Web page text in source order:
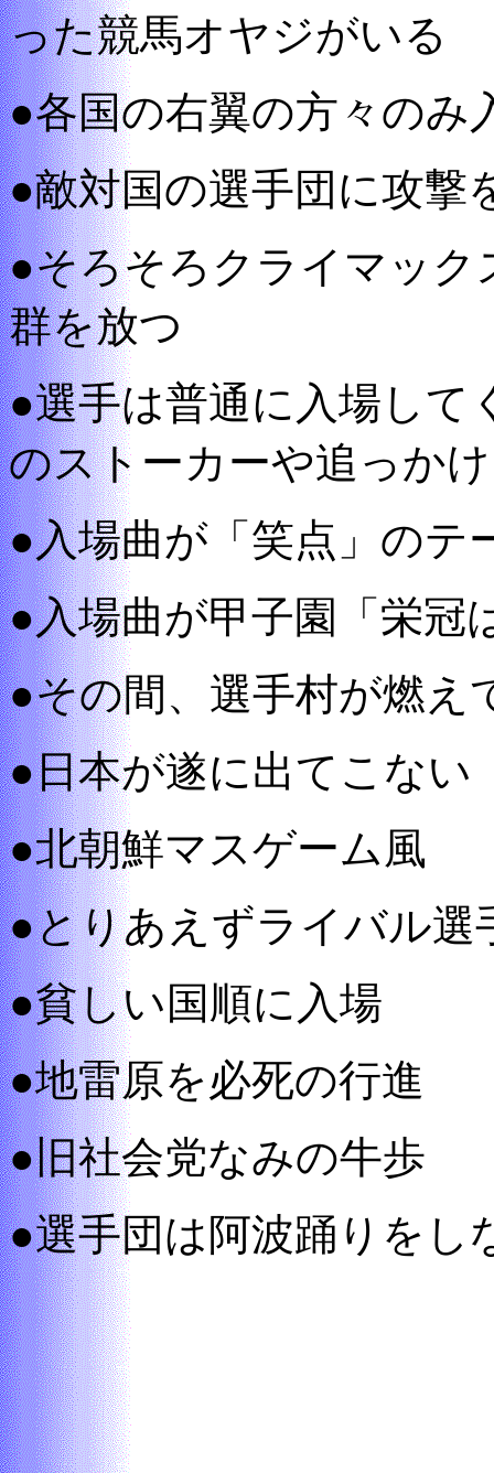
った競馬オヤジがいる
●各国の右翼の方々のみ
●敵対国の選手団に攻撃
●そろそろクライマック
群を放つ
●選手は普通に入場して
のストーカーや追っかけ
●入場曲が「笑点」のテ
●入場曲が甲子園「栄冠
●その間、選手村が燃え
●日本が遂に出てこない
●北朝鮮マスゲーム風
●とりあえずライバル選
●貧しい国順に入場
●地雷原を必死の行進
●旧社会党なみの牛歩
●選手団は阿波踊りをし